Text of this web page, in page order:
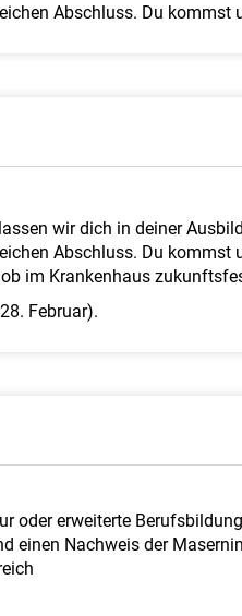
Abschluss. Du kommst
wir dich in deiner
Abschluss. Du
im Krankenhaus
Februar).
oder erweiterte
einen Nachweis der